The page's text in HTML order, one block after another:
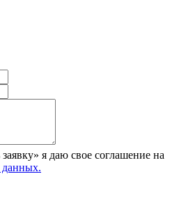
я даю свое соглашение на
данных.